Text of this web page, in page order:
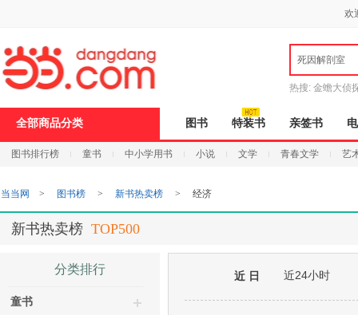
欢
死因解剖室
热搜: 金蟾大侦
全部商品分类 图书 特装书 亲签书
图书排行榜 童书 中小学用书 小说 文学 青春文学 艺
当当网 > 图书榜 > 新书热卖榜 > 经济
新书热卖榜 TOP500
分类排行
童书
近 日 近24小时
打
开
无
障
页
加